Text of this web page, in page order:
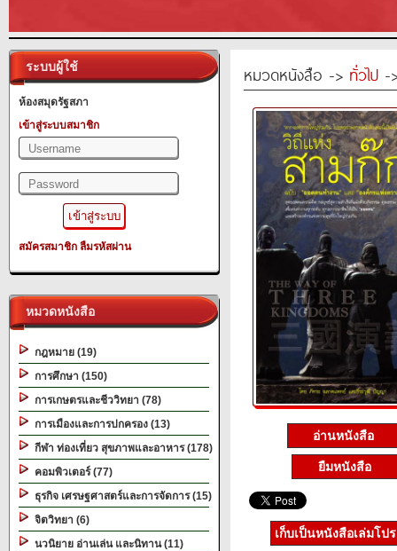
ระบบผู้ใช้
ห้องสมุดรัฐสภา
เข้าสู่ระบบสมาชิก
สมัครสมาชิก ลืมรหัสผ่าน
หมวดหนังสือ
กฎหมาย (19)
การศึกษา (150)
การเกษตรและชีววิทยา (78)
การเมืองและการปกครอง (13)
กีฬา ท่องเที่ยว สุขภาพและอาหาร (178)
คอมพิวเตอร์ (77)
ธุรกิจ เศรษฐศาสตร์และการจัดการ (15)
จิตวิทยา (6)
นวนิยาย อ่านเล่น และนิทาน (11)
หมวดหนังสือ -> ทั่วไป -
อ่านหนังสือ
ยืมหนังสือ
เก็บเป็นหนังสือเล่มโป